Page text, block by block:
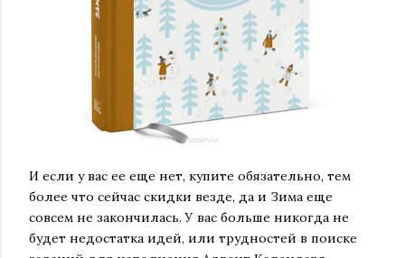
И если у вас ее еще нет, купите обязательно, тем
более что сейчас скидки везде, да и Зима еще
совсем не закончилась. У вас больше никогда не
будет недостатка идей, или трудностей в поиске